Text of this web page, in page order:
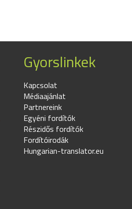
Gyorslinkek
Kapcsolat
Médiaajánlat
Partnereink
Egyéni fordítók
Részidős fordítók
Fordítóirodák
Hungarian-translator.eu